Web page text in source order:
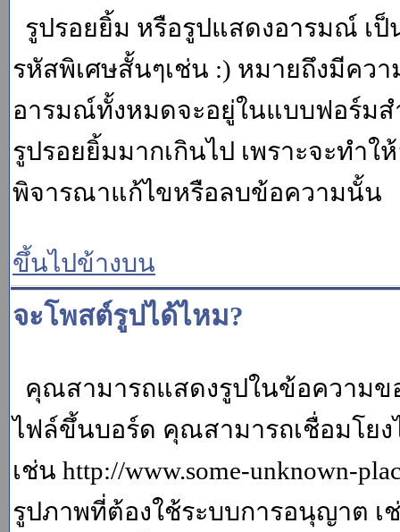
รูปรอยยิ้ม หรือรูปแสดงอารมณ์ เ
รหัสพิเศษสั้นๆเช่น :) หมายถึงมีคว
อารมณ์ทั้งหมดจะอยู่ในแบบฟอร์ม
รูปรอยยิ้มมากเกินไป เพราะจะทำใ
พิจารณาแก้ไขหรือลบข้อความนั้น
ขึ้นไปข้างบน
จะโพสต์รูปได้ไหม?
คุณสามารถแสดงรูปในข้อความ
ไฟล์ขึ้นบอร์ด คุณสามารถเชื่อมโยง
เช่น http://www.some-unknown-
รูปภาพที่ต้องใช้ระบบการอนุญาต เ